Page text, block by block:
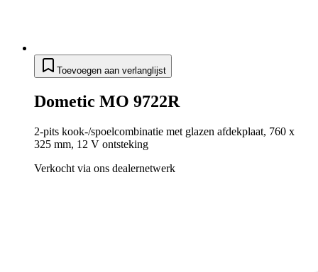
Toevoegen aan verlanglijst
Dometic MO 9722R
2-pits kook-/spoelcombinatie met glazen afdekplaat, 760 x
325 mm, 12 V ontsteking
Verkocht via ons dealernetwerk